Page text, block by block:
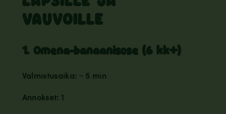
VAUVOILLE
1. Omena-banaanisose (6 kk+)
Valmistusaika: ~ 5 min
Annokset: 1